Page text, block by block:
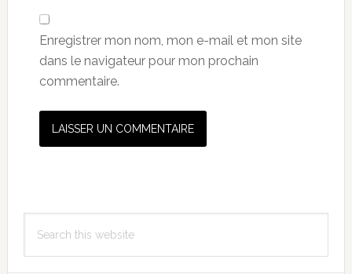
Enregistrer mon nom, mon e-mail et mon site
dans le navigateur pour mon prochain
commentaire.
Primary
Sidebar
this